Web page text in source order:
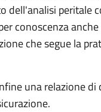
dell'analisi peritale
conoscenza
che segue la
una relazione